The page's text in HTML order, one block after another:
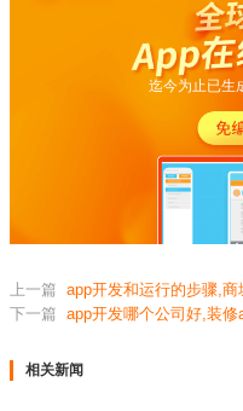
迄今为止已生
上一篇 app开发和运行的步骤,
下一篇 app开发哪个公司好,装修
相关新闻